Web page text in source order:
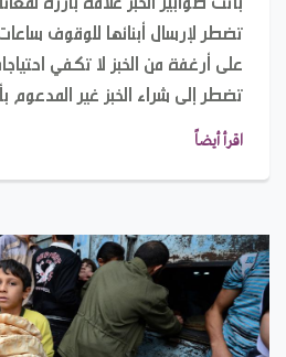
تضطر لإرسال أبنائها للوقوف
على أرغفة من الخبز لا تكفي
تضطر إلى شراء الخبز غير المدعوم
اقرأ أيضاً